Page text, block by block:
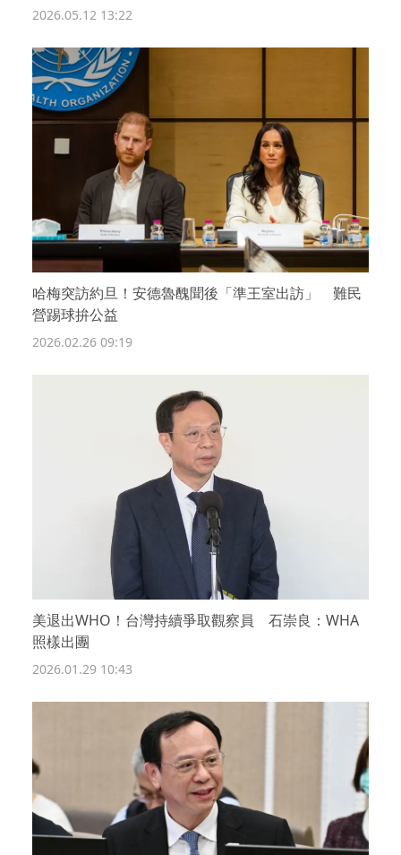
2026.05.12 13:22
哈梅突訪約旦！安德魯醜聞後「準王室出訪」 難民
營踢球拚公益
2026.02.26 09:19
美退出WHO！台灣持續爭取觀察員 石崇良：WHA
照樣出團
2026.01.29 10:43